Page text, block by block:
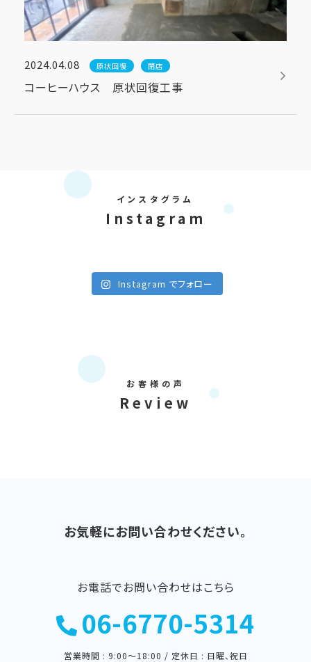
2024.04.08 原状回復 閉店
コーヒーハウス 原状回復工事
インスタグラム
Instagram
Instagram でフォロー
お客様の声
Review
お気軽にお問い合わせください。
お電話でお問い合わせはこちら
06-6770-5314
営業時間 : 9:00〜18:00 / 定休日 : 日曜、祝日